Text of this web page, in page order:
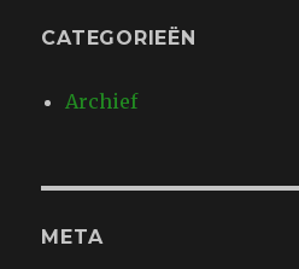
CATEGORIEËN
Archief
META